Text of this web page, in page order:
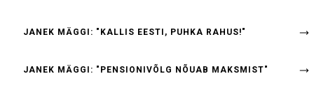
JANEK MÄGGI: "KALLIS EESTI, PUHKA RAHUS!"
JANEK MÄGGI: "PENSIONIVÕLG NÕUAB MAKSMIST"